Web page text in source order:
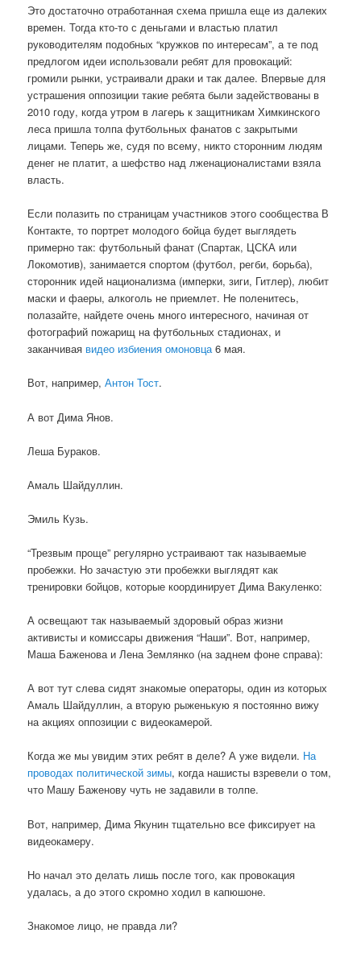
Это достаточно отработанная схема пришла еще из далеких
времен. Тогда кто-то с деньгами и властью платил
руководителям подобных “кружков по интересам”, а те под
предлогом идеи использовали ребят для провокаций:
громили рынки, устраивали драки и так далее. Впервые для
устрашения оппозиции такие ребята были задействованы в
2010 году, когда утром в лагерь к защитникам Химкинского
леса пришла толпа футбольных фанатов с закрытыми
лицами. Теперь же, судя по всему, никто сторонним людям
денег не платит, а шефство над лженационалистами взяла
власть.
Если полазить по страницам участников этого сообщества В
Контакте, то портрет молодого бойца будет выглядеть
примерно так: футбольный фанат (Спартак, ЦСКА или
Локомотив), занимается спортом (футбол, регби, борьба),
сторонник идей национализма (имперки, зиги, Гитлер), любит
маски и фаеры, алкоголь не приемлет. Не поленитесь,
полазайте, найдете очень много интересного, начиная от
фотографий пожарищ на футбольных стадионах, и
заканчивая видео избиения омоновца6 мая.
Вот, например,Антон Тост.
А вот Дима Янов.
Леша Бураков.
Амаль Шайдуллин.
Эмиль Кузь.
“Трезвым проще” регулярно устраивают так называемые
пробежки. Но зачастую эти пробежки выглядят как
тренировки бойцов, которые координирует Дима Вакуленко:
А освещают так называемый здоровый образ жизни
активисты и комиссары движения “Наши”. Вот, например,
Маша Баженова и Лена Землянко (на заднем фоне справа):
А вот тут слева сидят знакомые операторы, один из которых
Амаль Шайдуллин, а вторую рыженькую я постоянно вижу
на акциях оппозиции с видеокамерой.
Когда же мы увидим этих ребят в деле? А уже видели. На
проводах политической зимы, когда нашисты взревели о том,
что Машу Баженову чуть не задавили в толпе.
Вот, например, Дима Якунин тщательно все фиксирует на
видеокамеру.
Но начал это делать лишь после того, как провокация
удалась, а до этого скромно ходил в капюшоне.
Знакомое лицо, не правда ли?